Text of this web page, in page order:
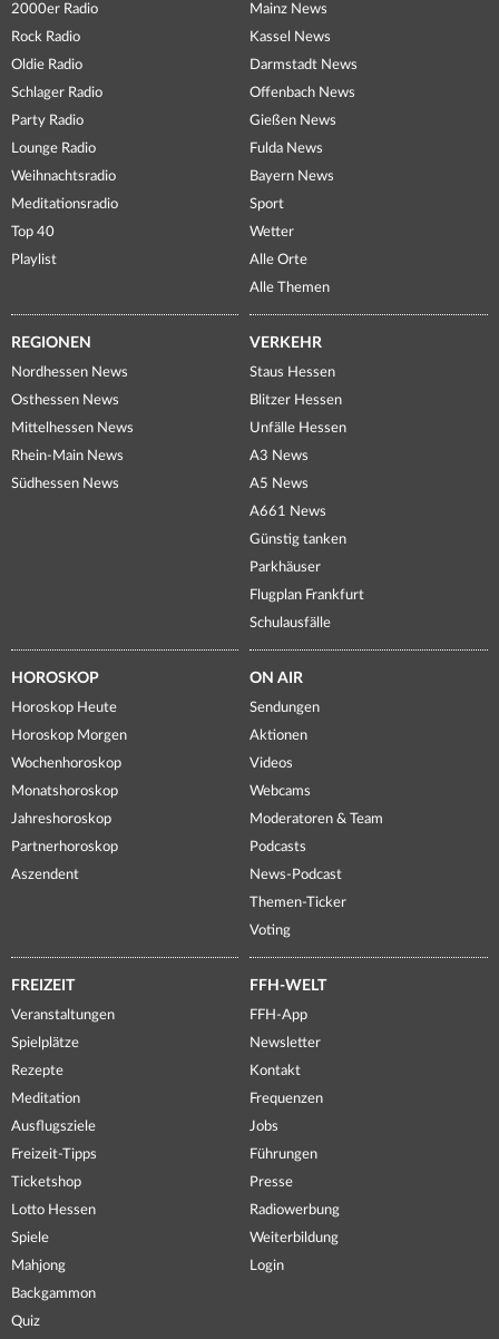
2000er Radio
Rock Radio
Oldie Radio
Schlager Radio
Party Radio
Lounge Radio
Weihnachtsradio
Meditationsradio
Top 40
Playlist
Mainz News
Kassel News
Darmstadt News
Offenbach News
Gießen News
Fulda News
Bayern News
Sport
Wetter
Alle Orte
Alle Themen
REGIONEN
Nordhessen News
Osthessen News
Mittelhessen News
Rhein-Main News
Südhessen News
VERKEHR
Staus Hessen
Blitzer Hessen
Unfälle Hessen
A3 News
A5 News
A661 News
Günstig tanken
Parkhäuser
Flugplan Frankfurt
Schulausfälle
HOROSKOP
Horoskop Heute
Horoskop Morgen
Wochenhoroskop
Monatshoroskop
Jahreshoroskop
Partnerhoroskop
Aszendent
ON AIR
Sendungen
Aktionen
Videos
Webcams
Moderatoren & Team
Podcasts
News-Podcast
Themen-Ticker
Voting
FREIZEIT
Veranstaltungen
Spielplätze
Rezepte
Meditation
Ausflugsziele
Freizeit-Tipps
Ticketshop
Lotto Hessen
Spiele
Mahjong
Backgammon
Quiz
FFH-WELT
FFH-App
Newsletter
Kontakt
Frequenzen
Jobs
Führungen
Presse
Radiowerbung
Weiterbildung
Login